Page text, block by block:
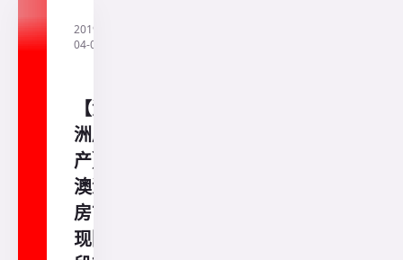
2019-
04-04
【澳
洲房
产】
澳洲
房市
现阶